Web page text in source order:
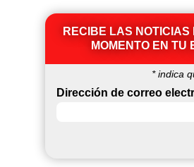
RECIBE LAS NOTICIAS
MOMENTO EN TU
*indica
Dirección de correo